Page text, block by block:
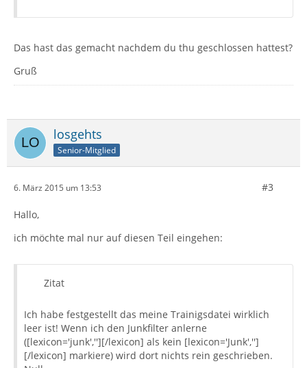
Das hast das gemacht nachdem du thu geschlossen hattest?
Gruß
losgehts
Senior-Mitglied
6. März 2015 um 13:53 #3
Hallo,
ich möchte mal nur auf diesen Teil eingehen:
Zitat
Ich habe festgestellt das meine Trainigsdatei wirklich
leer ist! Wenn ich den Junkfilter anlerne
([lexicon='junk',''][/lexicon] als kein [lexicon='Junk','']
[/lexicon] markiere) wird dort nichts rein geschrieben.